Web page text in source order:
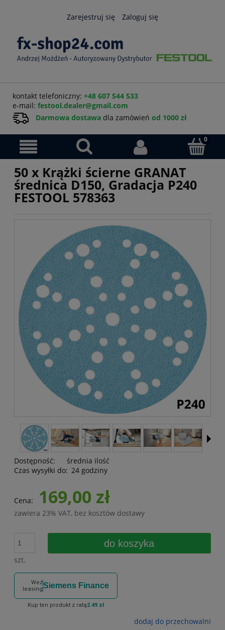
Zarejestruj się Zaloguj się
kontakt telefoniczny: +48 607 544 533
e-mail: festool.dealer@gmail.com
Darmowa dostawa dla zamówień od 1000 zł
50 x Krążki ścierne GRANAT
średnica D150, Gradacja P240
FESTOOL 578363
Dostępność:
średnia ilość
Czas wysyłki do: 24 godziny
Cena: 169,00 zł
zawiera 23% VAT, bez kosztów dostawy
szt.
do koszyka
Weź
leasingSiemens Finance
Kup ten produkt z ratą2.49 zł
dodaj do przechowalni